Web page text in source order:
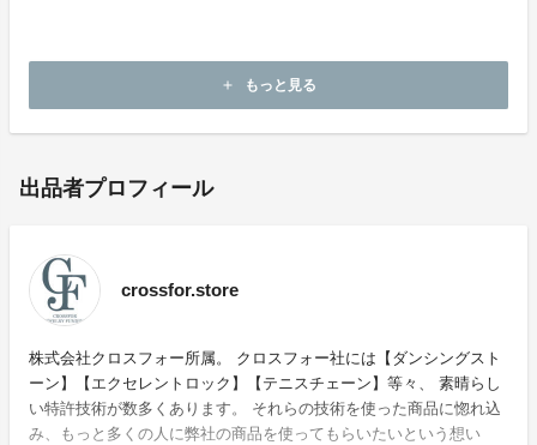
となりますのでお問合せ下さいませ。
add もっと見る
出品者プロフィール
crossfor.store
株式会社クロスフォー所属。 クロスフォー社には【ダンシングスト
ーン】【エクセレントロック】【テニスチェーン】等々、 素晴らし
い特許技術が数多くあります。 それらの技術を使った商品に惚れ込
み、もっと多くの人に弊社の商品を使ってもらいたいという想い